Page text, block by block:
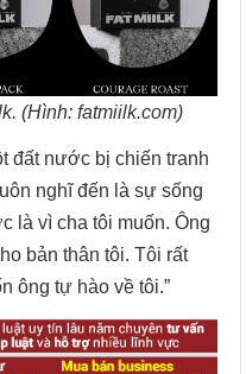
(Hình: fatmiilk.com)
đất nước bị chiến tranh
nghĩ đến là sự sống
là vì cha tôi muốn. Ông
bản thân tôi. Tôi rất
ông tự hào về tôi.”